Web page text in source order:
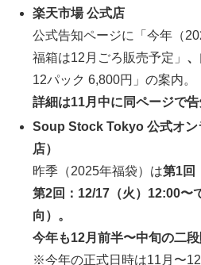
楽天市場 公式店
公式告知ページに「今年（
福箱は12月ごろ販売予定」
12パック 6,800円」の案内。
詳細は11月中に同ページで告
Soup Stock Tokyo 公式オン
店）
昨季（2025年福袋）は第1回
第2回：12/17（火）12:00〜
向）。
今年も12月前半〜中旬の二
※今年の正式日時は11月〜12